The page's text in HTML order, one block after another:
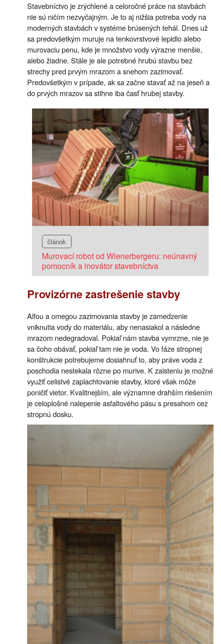
Stavebníctvo je zrýchlené a celoročné práce na stavbách
nie sú ničím nezvyčajným. Je to aj nižšia potreba vody na
moderných stavbách v systéme brúsených tehál. Dnes už
sa predovšetkým muruje na tenkovrstvové lepidlo alebo
murovaciu penu, kde je množstvo vody výrazne menšie,
alebo žiadne. Stále je ale potrebné hrubú stavbu bez
strechy pred prvým mrazom a snehom zazimovať.
Predovšetkým v prípade, ak sa začne stavať až na jeseň a
do prvých mrazov sa stihne iba časť hrubej stavby.
článok
Murovací robot od Wienerbergeru: neúnavný
pomocník a inovátor stavebníctva
Provizórne zastrešenie stavby
Alfou a omegou zazimovania stavby je zamedzenie
vniknutia vody do materiálu, aby nenasiakol a následne
mrazom nedegradoval. Pokiaľ nám stavba vymrzne, nie je
sa čoho obávať, pokiaľ tam nie je voda. Vo fáze stropnej
konštrukcie potrebujeme dosiahnuť to, aby práve voda z
poschodia nestekala rôzne po murive. K zaisteniu je možné
využiť celistvé zaplachtovanie stavby, ktoré však môže
poničiť vietor. Kvalitnejším, ale významne drahším riešením
je celoplošné nalepenie asfaltového pásu s presahom cez
stropnú dosku.